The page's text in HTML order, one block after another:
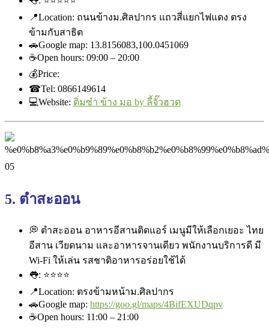
📍Location: ถนนข้างม.ศิลปากร แถวสี่แยกไฟแดง ตรง
ข้ามกับสาธิต
🚗Google map: 13.8156083,100.0451069
☕Open hours: 09:00 – 20:00
💰Price: ‎
☎Tel: 0866149614
💻Website: ติ่มซำ ข้าง มอ by ลี้จั๊วฮวด
5. ตำสะออน
💭 ตำสะออน อาหารอีสานติดแอร์ เมนูมีให้เลือกเยอะ ไทย
อีสาน เวียดนาม และอาหารจานเดียว พนักงานบริการดี มี
Wi-Fi ให้เล่น รสชาติอาหารอร่อยใช้ได้
👅: ⭐⭐⭐⭐
📍Location: ตรงข้ามหน้าม.ศิลปากร
🚗Google map: https://goo.gl/maps/4BifEXUDqpv
☕Open hours: 11:00 – 21:00